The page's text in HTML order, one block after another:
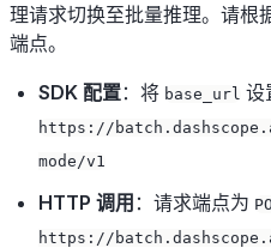
理请求切换至批量推理。请根
端点。
SDK 配置：将 base_url 设
https://
mode/v1
HTTP 调用 ：请求端点为
https://